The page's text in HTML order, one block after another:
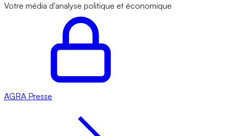
Votre média d'analyse politique et économique
AGRA Presse